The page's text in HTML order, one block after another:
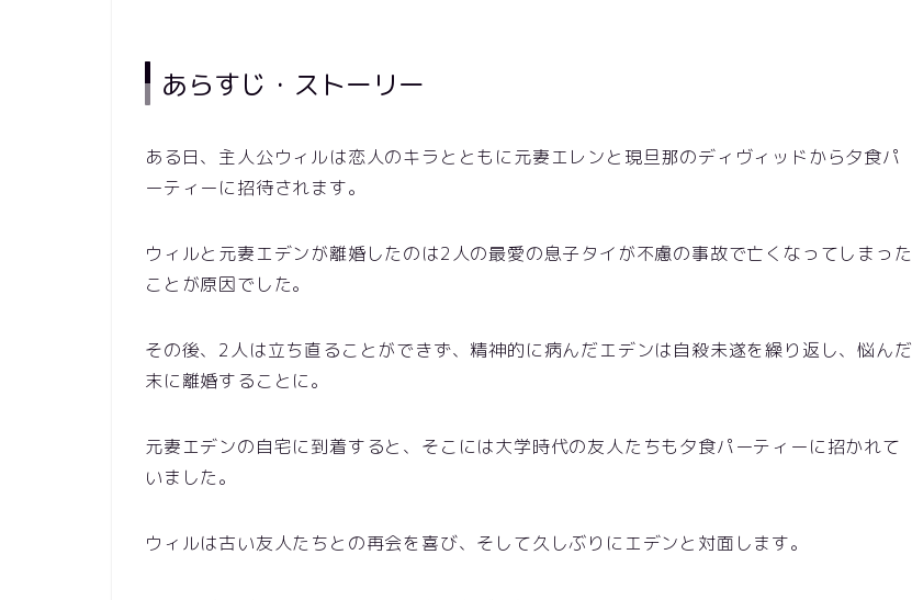
あらすじ・ストーリー
ある日、主人公ウィルは恋人のキラとともに元妻エレンと現旦那のディヴィッドから夕食パ
ーティーに招待されます。
ウィルと元妻エデンが離婚したのは2人の最愛の息子タイが不慮の事故で亡くなってしまった
ことが原因でした。
その後、2人は立ち直ることができず、精神的に病んだエデンは自殺未遂を繰り返し、悩んだ
末に離婚することに。
元妻エデンの自宅に到着すると、そこには大学時代の友人たちも夕食パーティーに招かれて
いました。
ウィルは古い友人たちとの再会を喜び、そして久しぶりにエデンと対面します。